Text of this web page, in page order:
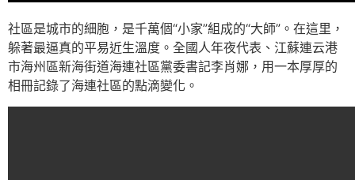
社區是城市的細胞，是千萬個“小家”組成的“大師”。在這里，
躲著最逼真的平易近生溫度。全國人年夜代表、江蘇連云港
市海州區新海街道海連社區黨委書記李肖娜，用一本厚厚的
相冊記錄了海連社區的點滴變化。